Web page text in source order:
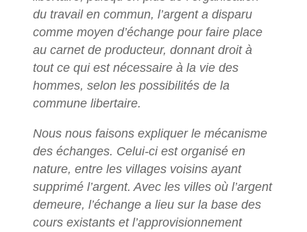
du travail en commun, l’argent a disparu
comme moyen d’échange pour faire place
au carnet de producteur, donnant droit à
tout ce qui est nécessaire à la vie des
hommes, selon les possibilités de la
commune libertaire.
Nous nous faisons expliquer le mécanisme
des échanges. Celui-ci est organisé en
nature, entre les villages voisins ayant
supprimé l’argent. Avec les villes où l’argent
demeure, l’échange a lieu sur la base des
cours existants et l’approvisionnement